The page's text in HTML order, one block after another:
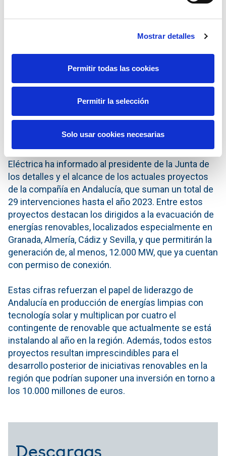
Mostrar detalles
Permitir todas las cookies
Permitir la selección
Solo usar cookies necesarias
comprometida con el impulso de la transición
(2015-2019) la compañía ha llevado a cabo
en la región por un valor de 191 millones de euros.
12.000 MW cuentan ya con permiso de conexión
En el transcurso de la reunión, la presidenta de Red
Eléctrica ha informado al presidente de la Junta de
los detalles y el alcance de los actuales proyectos
de la compañía en Andalucía, que suman un total de
29 intervenciones hasta el año 2023. Entre estos
proyectos destacan los dirigidos a la evacuación de
energías renovables, localizados especialmente en
Granada, Almería, Cádiz y Sevilla, y que permitirán la
generación de, al menos, 12.000 MW, que ya cuentan
con permiso de conexión.
Estas cifras refuerzan el papel de liderazgo de
Andalucía en producción de energías limpias con
tecnología solar y multiplican por cuatro el
contingente de renovable que actualmente se está
instalando al año en la región. Además, todos estos
proyectos resultan imprescindibles para el
desarrollo posterior de iniciativas renovables en la
región que podrían suponer una inversión en torno a
los 10.000 millones de euros.
Descargas